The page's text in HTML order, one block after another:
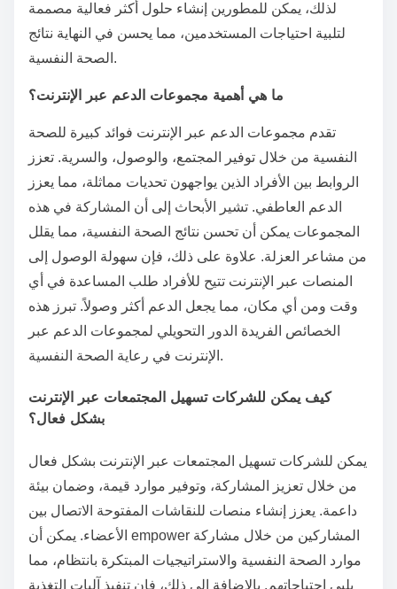
لذلك، يمكن للمطورين إنشاء حلول أكثر فعالية مصممة
لتلبية احتياجات المستخدمين، مما يحسن في النهاية نتائج
الصحة النفسية.
ما هي أهمية مجموعات الدعم عبر الإنترنت؟
تقدم مجموعات الدعم عبر الإنترنت فوائد كبيرة للصحة
النفسية من خلال توفير المجتمع، والوصول، والسرية. تعزز
الروابط بين الأفراد الذين يواجهون تحديات مماثلة، مما يعزز
الدعم العاطفي. تشير الأبحاث إلى أن المشاركة في هذه
المجموعات يمكن أن تحسن نتائج الصحة النفسية، مما يقلل
من مشاعر العزلة. علاوة على ذلك، فإن سهولة الوصول إلى
المنصات عبر الإنترنت تتيح للأفراد طلب المساعدة في أي
وقت ومن أي مكان، مما يجعل الدعم أكثر وصولاً. تبرز هذه
الخصائص الفريدة الدور التحويلي لمجموعات الدعم عبر
الإنترنت في رعاية الصحة النفسية.
كيف يمكن للشركات تسهيل المجتمعات عبر الإنترنت
بشكل فعال؟
يمكن للشركات تسهيل المجتمعات عبر الإنترنت بشكل فعال
من خلال تعزيز المشاركة، وتوفير موارد قيمة، وضمان بيئة
داعمة. يعزز إنشاء منصات للنقاشات المفتوحة الاتصال بين
الأعضاء. يمكن أن empower المشاركين من خلال مشاركة
موارد الصحة النفسية والاستراتيجيات المبتكرة بانتظام، مما
يلبي احتياجاتهم. بالإضافة إلى ذلك، فإن تنفيذ آليات التغذية